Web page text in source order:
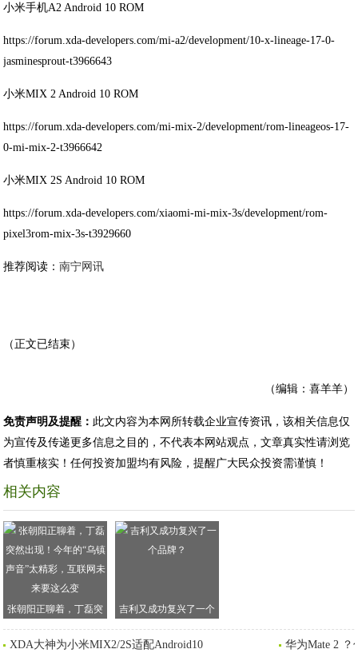
小米手机A2 Android 10 ROM
https://forum.xda-developers.com/mi-a2/development/10-x-lineage-17-0-
jasminesprout-t3966643
小米MIX 2 Android 10 ROM
https://forum.xda-developers.com/mi-mix-2/development/rom-lineageos-17-
0-mi-mix-2-t3966642
小米MIX 2S Android 10 ROM
https://forum.xda-developers.com/xiaomi-mi-mix-3s/development/rom-
pixel3rom-mix-3s-t3929660
推荐阅读：南宁网讯
（正文已结束）
（编辑：喜羊羊）
免责声明及提醒： 此文内容为本网所转载企业宣传资讯，该相关信息仅
为宣传及传递更多信息之目的，不代表本网站观点，文章真实性请浏览
者慎重核实！任何投资加盟均有风险，提醒广大民众投资需谨慎！
相关内容
张朝阳正聊着，丁磊突
然出现！今年的“乌镇声
音”太精彩，互联网未来
吉利又成功复兴了一个
品牌？
XDA大神为小米MIX2/2S适配Android10
华为Mate 2